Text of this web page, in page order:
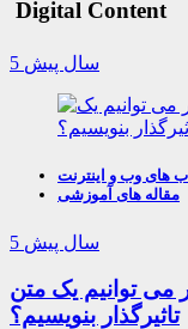
Digital Content
5 سال پیش
های وب و اینترنت
مقاله های آموزشی
5 سال پیش
توانیم یک متن
تاثیرگذار بنویسیم؟